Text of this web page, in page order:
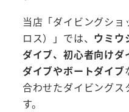
当店「ダイビングシ
ロス）」では、 ウミウ
ダイブ、初心者向け
ダイブやボートダイブ
合わせたダイビングス
す。